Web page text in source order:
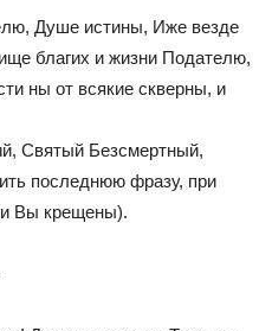
Душе истины, Иже везде
благих и жизни Подателю,
ны от всякие скверны, и
Святый Безсмертный,
последнюю фразу, при
Вы крещены).